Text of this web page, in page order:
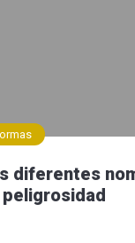
diferentes